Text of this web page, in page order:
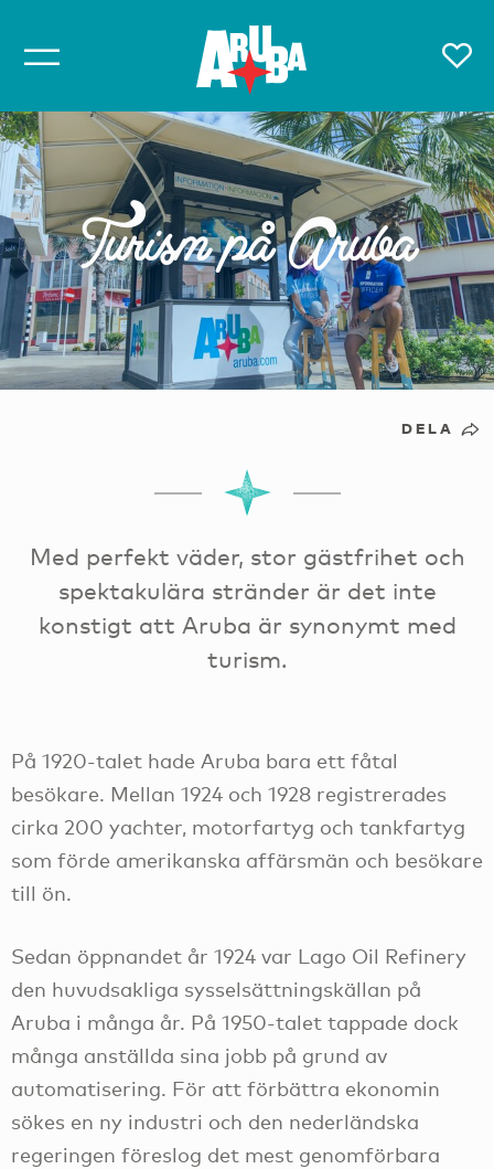
Turism på Aruba
DELA
Med perfekt väder, stor gästfrihet och
spektakulära stränder är det inte
konstigt att Aruba är synonymt med
turism.
På 1920-talet hade Aruba bara ett fåtal
besökare. Mellan 1924 och 1928 registrerades
cirka 200 yachter, motorfartyg och tankfartyg
som förde amerikanska affärsmän och besökare
till ön.
Sedan öppnandet år 1924 var Lago Oil Refinery
den huvudsakliga sysselsättningskällan på
Aruba i många år. På 1950-talet tappade dock
många anställda sina jobb på grund av
automatisering. För att förbättra ekonomin
sökes en ny industri och den nederländska
regeringen föreslog det mest genomförbara